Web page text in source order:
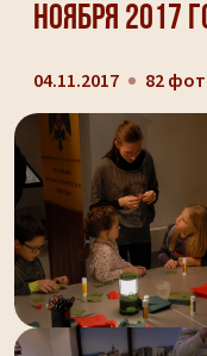
ноября 2017
04.11.2017 82